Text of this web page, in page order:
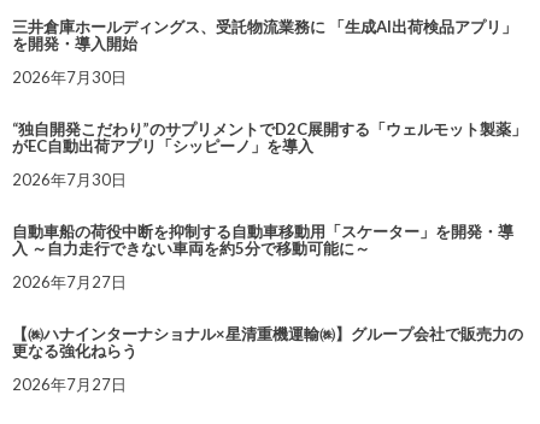
三井倉庫ホールディングス、受託物流業務に 「生成AI出荷検品アプリ」
を開発・導入開始
2026年7月30日
“独自開発こだわり”のサプリメントでD2C展開する「ウェルモット製薬」
がEC自動出荷アプリ「シッピーノ」を導入
2026年7月30日
自動車船の荷役中断を抑制する自動車移動用「スケーター」を開発・導
入 ～自力走行できない車両を約5分で移動可能に～
2026年7月27日
【㈱ハナインターナショナル×星清重機運輸㈱】グループ会社で販売力の
更なる強化ねらう
2026年7月27日